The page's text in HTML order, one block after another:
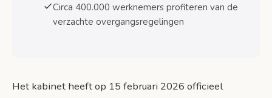
Parlementaire behandeling
Reacties: hoe oordeelt Nederland over de
Circa 400.000 werknemers profiteren van de
verzachte overgangsregelingen
Het kabinet heeft op 15 februari 2026 officieel